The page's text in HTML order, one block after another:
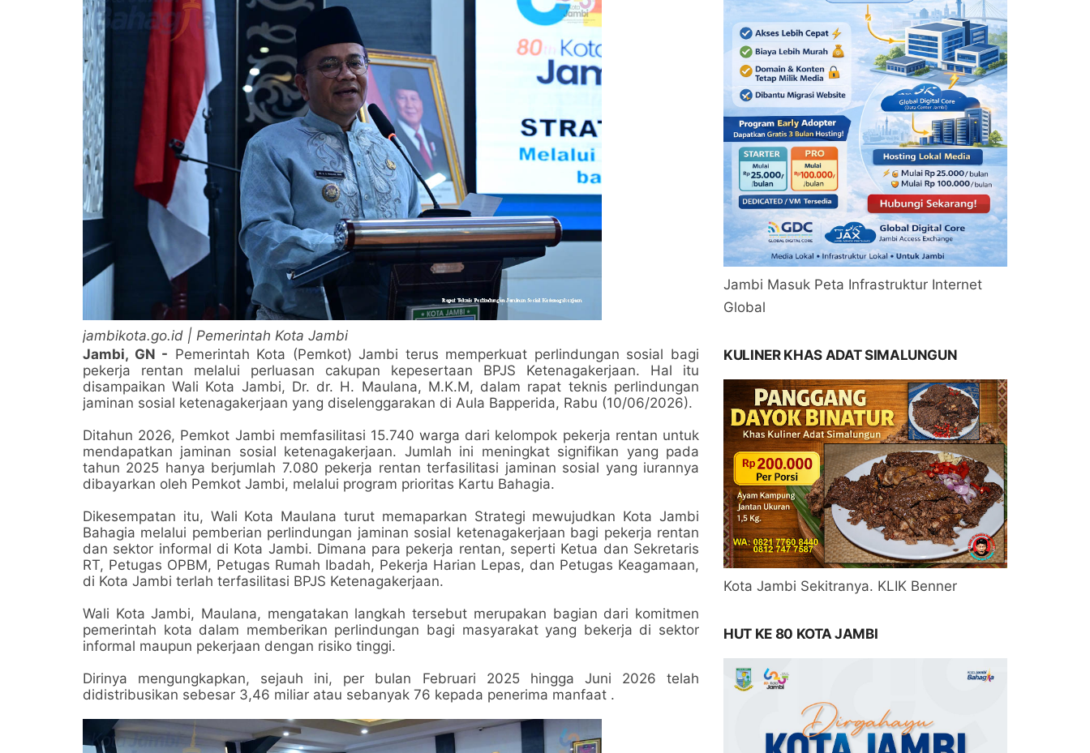
jambikota.go.id | Pemerintah Kota Jambi
Jambi, GN - Pemerintah Kota (Pemkot) Jambi terus memperkuat perlindungan sosial bagi
pekerja rentan melalui perluasan cakupan kepesertaan BPJS Ketenagakerjaan. Hal itu
disampaikan Wali Kota Jambi, Dr. dr. H. Maulana, M.K.M, dalam rapat teknis perlindungan
jaminan sosial ketenagakerjaan yang diselenggarakan di Aula Bapperida, Rabu (10/06/2026).
Ditahun 2026, Pemkot Jambi memfasilitasi 15.740 warga dari kelompok pekerja rentan untuk
mendapatkan jaminan sosial ketenagakerjaan. Jumlah ini meningkat signifikan yang pada
tahun 2025 hanya berjumlah 7.080 pekerja rentan terfasilitasi jaminan sosial yang iurannya
dibayarkan oleh Pemkot Jambi, melalui program prioritas Kartu Bahagia.
Dikesempatan itu, Wali Kota Maulana turut memaparkan Strategi mewujudkan Kota Jambi
Bahagia melalui pemberian perlindungan jaminan sosial ketenagakerjaan bagi pekerja rentan
dan sektor informal di Kota Jambi. Dimana para pekerja rentan, seperti Ketua dan Sekretaris
RT, Petugas OPBM, Petugas Rumah Ibadah, Pekerja Harian Lepas, dan Petugas Keagamaan,
di Kota Jambi terlah terfasilitasi BPJS Ketenagakerjaan.
Wali Kota Jambi, Maulana, mengatakan langkah tersebut merupakan bagian dari komitmen
pemerintah kota dalam memberikan perlindungan bagi masyarakat yang bekerja di sektor
informal maupun pekerjaan dengan risiko tinggi.
Dirinya mengungkapkan, sejauh ini, per bulan Februari 2025 hingga Juni 2026 telah
didistribusikan sebesar 3,46 miliar atau sebanyak 76 kepada penerima manfaat .
Jambi Masuk Peta Infrastruktur Internet
Global
KULINER KHAS ADAT SIMALUNGUN
Kota Jambi Sekitranya. KLIK Benner
HUT KE 80 KOTA JAMBI